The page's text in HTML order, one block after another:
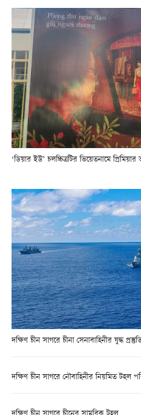
‘ডিয়ার ইউ’ চলচ্চিত্রটির ভিয়েতনামে
দক্ষিণ চীন সাগরে চীনা সেনাবাহিনীর যুদ্ধ
দক্ষিণ চীন সাগরে নৌবাহিনীর নিয়মিত টহল